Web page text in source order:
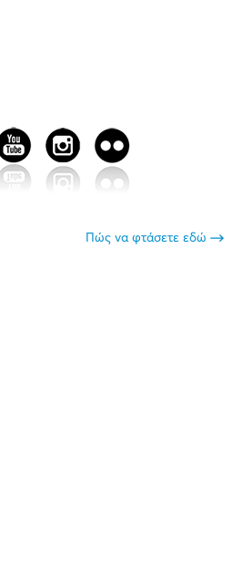
Πώς να φτάσετε εδώ